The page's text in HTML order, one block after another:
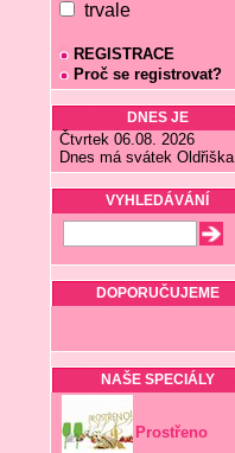
trvale
REGISTRACE
Proč se registrovat?
DNES JE
Čtvrtek 06.08. 2026
Dnes má svátek Oldřiška
VYHLEDÁVÁNÍ
DOPORUČUJEME
NAŠE SPECIÁLY
Prostřeno